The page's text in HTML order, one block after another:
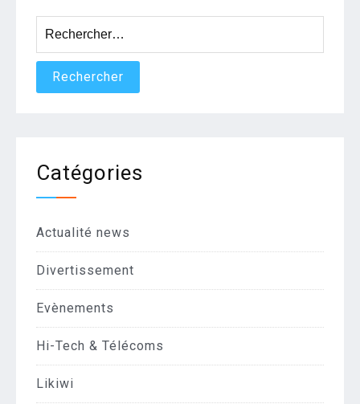
Catégories
Actualité news
Divertissement
Evènements
Hi-Tech & Télécoms
Likiwi